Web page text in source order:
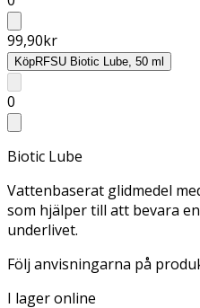
99,90kr
KöpRFSU Biotic Lube, 50 ml
0
Biotic Lube
Vattenbaserat glidmedel
som hjälper till att bevara
underlivet.
Följ anvisningarna på
I lager online